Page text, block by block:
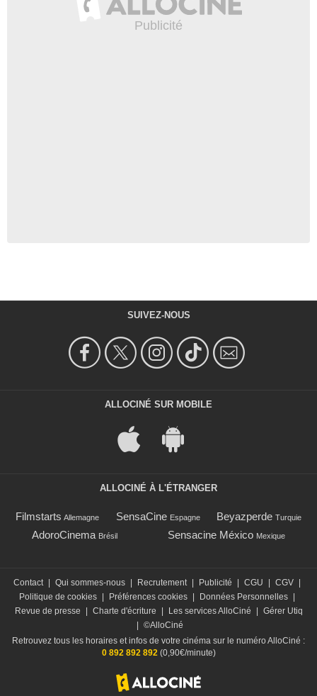
SUIVEZ-NOUS
ALLOCINÉ SUR MOBILE
ALLOCINÉ À L'ÉTRANGER
Filmstarts Allemagne SensaCine Espagne Beyazperde Turquie
AdoroCinema Brésil Sensacine México Mexique
Contact | Qui sommes-nous | Recrutement | Publicité | CGU | CGV |
Politique de cookies | Préférences cookies | Données Personnelles |
Revue de presse
| Charte d'écriture | Les services AlloCiné | Gérer Utiq
| ©AlloCiné
Retrouvez tous les horaires et infos de votre cinéma sur le numéro AlloCiné :
0 892 892 892(0,90€/minute)